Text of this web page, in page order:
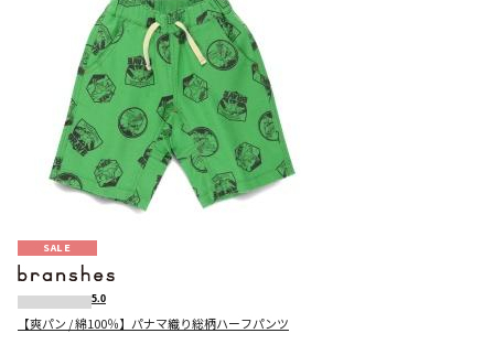
SALE
5.0
【爽パン / 綿100％】パナマ織り総柄ハーフパンツ